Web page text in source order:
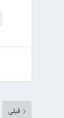
قبلی